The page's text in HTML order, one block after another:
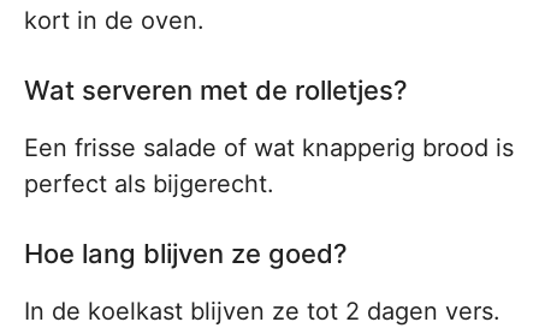
kort in de oven.
Wat serveren met de rolletjes?
Een frisse salade of wat knapperig brood is
perfect als bijgerecht.
Hoe lang blijven ze goed?
In de koelkast blijven ze tot 2 dagen vers.